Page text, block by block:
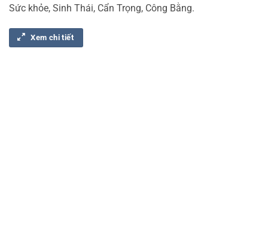
Sức khỏe, Sinh Thái, Cẩn Trọng, Công Bằng.
Xem chi tiết